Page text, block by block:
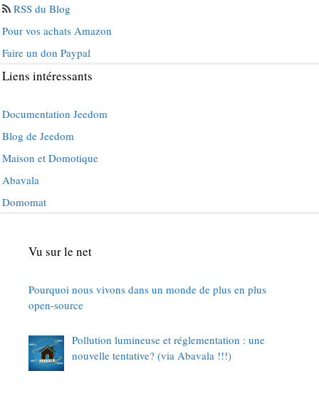
RSS du Blog
Pour vos achats Amazon
Faire un don Paypal
Liens intéressants
Documentation Jeedom
Blog de Jeedom
Maison et Domotique
Abavala
Domomat
Vu sur le net
Pourquoi nous vivons dans un monde de plus en plus
open-source
Pollution lumineuse et réglementation : une
nouvelle tentative? (via Abavala !!!)